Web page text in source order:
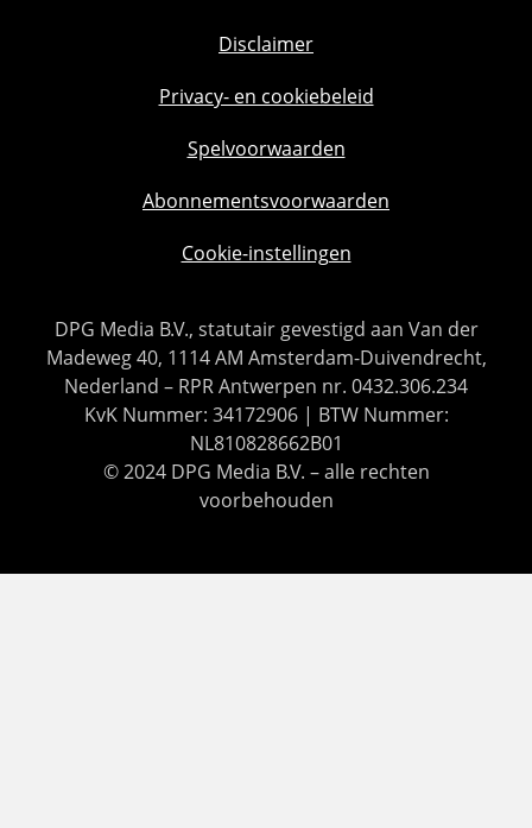
Disclaimer
Privacy- en cookiebeleid
Spelvoorwaarden
Abonnementsvoorwaarden
Cookie-instellingen
DPG Media B.V., statutair gevestigd aan Van der
Madeweg 40, 1114 AM Amsterdam-Duivendrecht,
Nederland – RPR Antwerpen nr. 0432.306.234
KvK Nummer: 34172906 | BTW Nummer:
NL810828662B01
© 2024 DPG Media B.V. – alle rechten
voorbehouden